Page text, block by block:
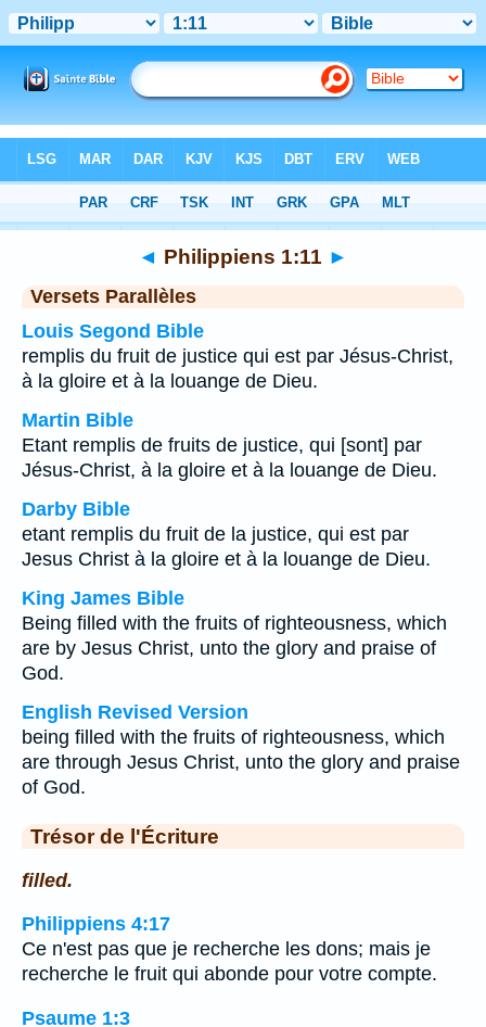
Chapitre 1 > Verset 11
◄ Philippiens 1:11 ►
Versets Parallèles
Louis Segond Bible
remplis du fruit de justice qui est par Jésus-Christ,
à la gloire et à la louange de Dieu.
Martin Bible
Etant remplis de fruits de justice, qui [sont] par
Jésus-Christ, à la gloire et à la louange de Dieu.
Darby Bible
etant remplis du fruit de la justice, qui est par
Jesus Christ à la gloire et à la louange de Dieu.
King James Bible
Being filled with the fruits of righteousness, which
are by Jesus Christ, unto the glory and praise of
God.
English Revised Version
being filled with the fruits of righteousness, which
are through Jesus Christ, unto the glory and praise
of God.
Trésor de l'Écriture
filled.
Philippiens 4:17
Ce n'est pas que je recherche les dons; mais je
recherche le fruit qui abonde pour votre compte.
Psaume 1:3